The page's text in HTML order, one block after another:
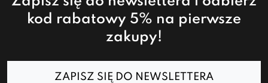
kod rabatowy 5% na pierwsze
zakupy!
ZAPISZ SIĘ DO NEWSLETTERA